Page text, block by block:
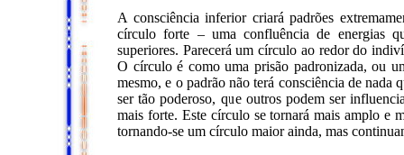
A consciência inferior criará padrões
círculo forte – uma confluência de energias
superiores. Parecerá um círculo ao redor do
O círculo é como uma prisão padronizada, ou
mesmo, e o padrão não terá consciência de
ser tão poderoso, que outros podem ser
mais forte. Este círculo se tornará mais amplo e
tornando-se um círculo maior ainda, mas